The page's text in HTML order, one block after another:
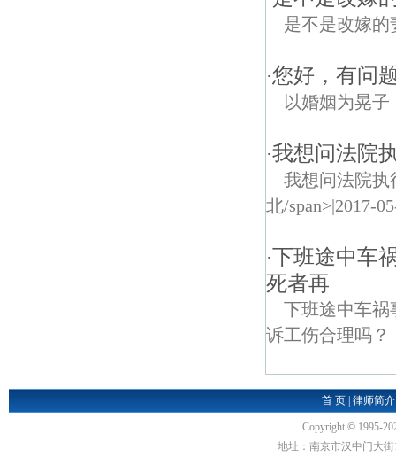
是不是改嫁
·您好，有问
以婚姻为晃
·我想问法院
我想问法院执
北/span>|2017-
·下班途中车
死者再
下班途中车祸
诉工伤合理吗？
首 页 |律师简介
Copyright © 1995-
地址：南京市汉中门大街